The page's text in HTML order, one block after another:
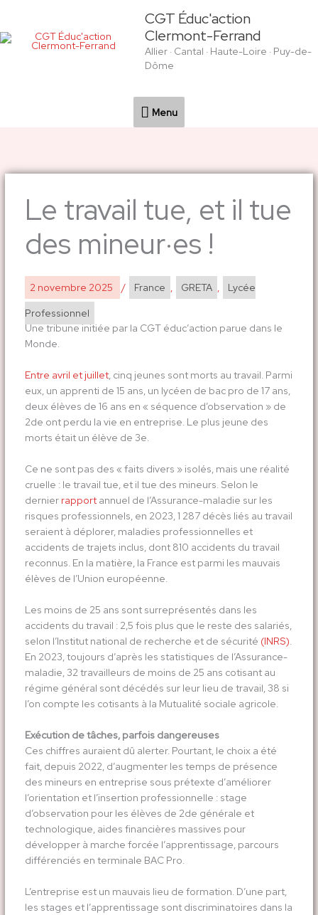
contenu
CGT Éduc'action
Clermont-Ferrand
Allier · Cantal · Haute-Loire · Puy-de-
Dôme
Menu
Menu
Le travail tue, et il tue
des mineur·es !
2 novembre 2025 / France , GRETA ,
Lycée
Professionnel
Une tribune initiée par la CGT éduc’action parue dans le
Monde.
Entre avril et juillet, cinq jeunes sont morts au travail. Parmi
eux, un apprenti de 15 ans, un lycéen de bac pro de 17 ans,
deux élèves de 16 ans en « séquence d’observation » de
2de ont perdu la vie en entreprise. Le plus jeune des
morts était un élève de 3e.
Ce ne sont pas des « faits divers » isolés, mais une réalité
cruelle : le travail tue, et il tue des mineurs. Selon le
dernier rapportannuel de l’Assurance-maladie sur les
risques professionnels, en 2023, 1 287 décès liés au travail
seraient à déplorer, maladies professionnelles et
accidents de trajets inclus, dont 810 accidents du travail
reconnus. En la matière, la France est parmi les mauvais
élèves de l’Union européenne.
Les moins de 25 ans sont surreprésentés dans les
accidents du travail : 2,5 fois plus que le reste des salariés,
selon l’Institut national de recherche et de sécurité (INRS).
En 2023, toujours d’après les statistiques de l’Assurance-
maladie, 32 travailleurs de moins de 25 ans cotisant au
régime général sont décédés sur leur lieu de travail, 38 si
l’on compte les cotisants à la Mutualité sociale agricole.
Exécution de tâches, parfois dangereuses
Ces chiffres auraient dû alerter. Pourtant, le choix a été
fait, depuis 2022, d’augmenter les temps de présence
des mineurs en entreprise sous prétexte d’améliorer
l’orientation et l’insertion professionnelle : stage
d’observation pour les élèves de 2de générale et
technologique, aides financières massives pour
développer à marche forcée l’apprentissage, parcours
différenciés en terminale BAC Pro.
L’entreprise est un mauvais lieu de formation. D’une part,
les stages et l’apprentissage sont discriminatoires dans la